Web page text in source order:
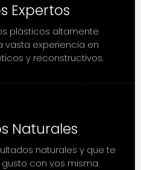
Expertos
plásticos altamente
vasta experiencia en
y reconstructivos.
Naturales
naturales y que te
con vos misma.